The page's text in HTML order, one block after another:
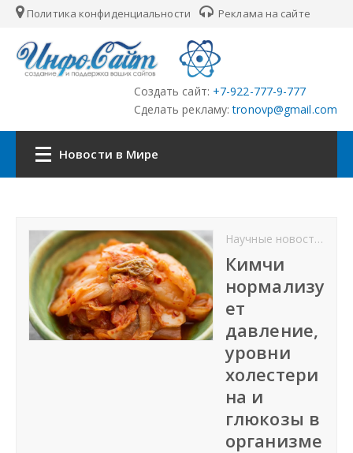
Политика конфиденциальности Реклама на сайте
Создать сайт: +7-922-777-9-777
Сделать рекламу: tronovp@gmail.com
Новости в Мире
ЦФО
ПФО
УФО
Научные новости
Кимчи
нормализу
ет
давление,
уровни
холестери
на и
глюкозы в
организме